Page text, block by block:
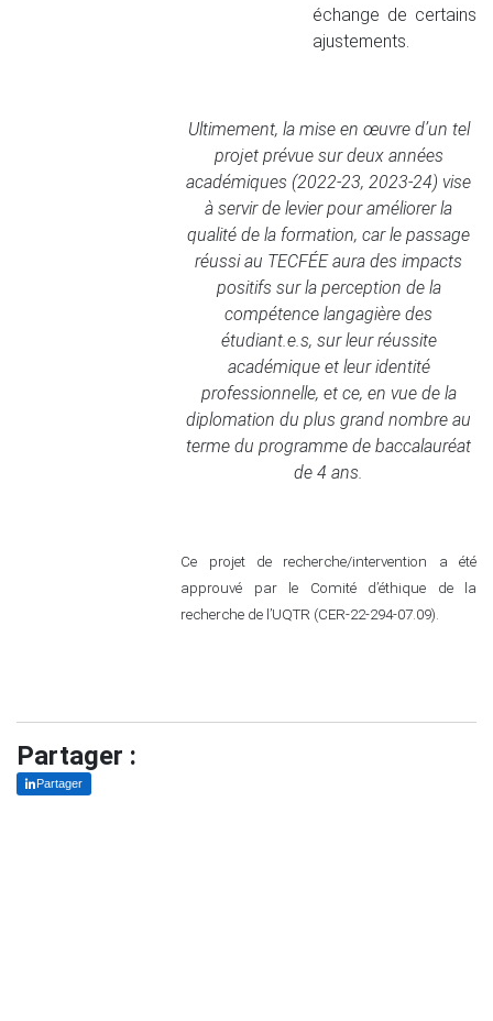
échange de certains
ajustements.
Ultimement, la mise en œuvre d’un tel
projet prévue sur deux années
académiques (2022-23, 2023-24) vise
à servir de levier pour améliorer la
qualité de la formation, car le passage
réussi au TECFÉE aura des impacts
positifs sur la perception de la
compétence langagière des
étudiant.e.s, sur leur réussite
académique et leur identité
professionnelle, et ce, en vue de la
diplomation du plus grand nombre au
terme du programme de baccalauréat
de 4 ans.
Ce projet de recherche/intervention a été
approuvé par le Comité d’éthique de la
recherche de l’UQTR (CER-22-294-07.09).
Partager :
Partager